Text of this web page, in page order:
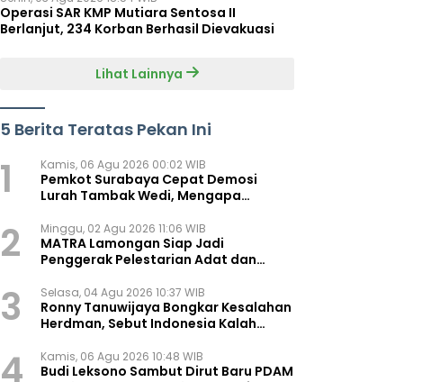
Operasi SAR KMP Mutiara Sentosa II
Berlanjut, 234 Korban Berhasil Dievakuasi
Lihat Lainnya
5 Berita Teratas Pekan Ini
1 Kamis, 06 Agu 2026 00:02 WIB
Pemkot Surabaya Cepat Demosi
Lurah Tambak Wedi, Mengapa
2 Minggu, 02 Agu 2026 11:06 WIB
MATRA Lamongan Siap Jadi
Penggerak Pelestarian Adat dan
3 Selasa, 04 Agu 2026 10:37 WIB
Ronny Tanuwijaya Bongkar Kesalahan
Herdman, Sebut Indonesia Kalah
4 Kamis, 06 Agu 2026 10:48 WIB
Budi Leksono Sambut Dirut Baru PDAM